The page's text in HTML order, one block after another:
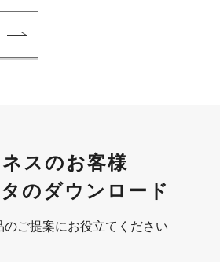
スのお客様
のダウンロード
のご提案にお役立てください